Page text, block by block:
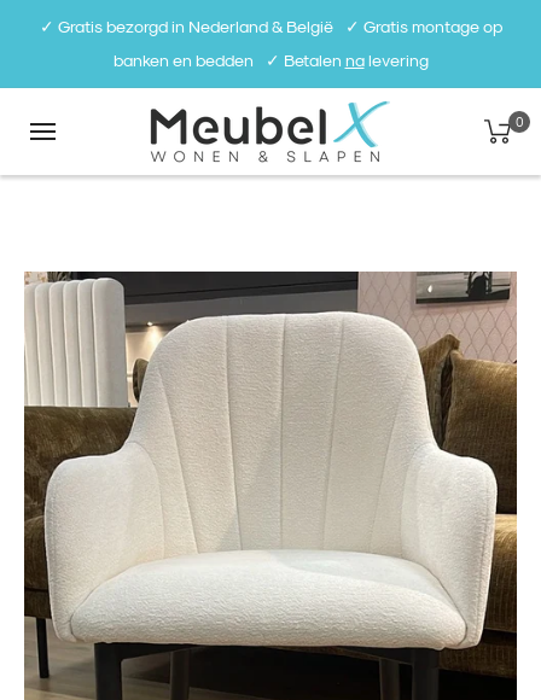
✓ Gratis bezorgd in Nederland & België⠀✓ Gratis montage op
banken en bedden⠀✓ Betalen nalevering
0